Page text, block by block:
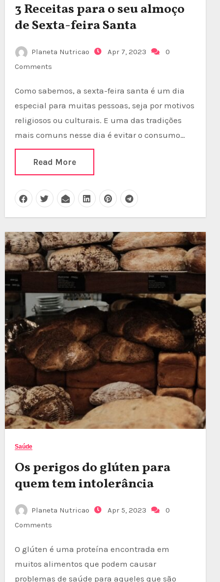
3 Receitas para o seu almoço
de Sexta-feira Santa
Planeta Nutricao Apr 7, 2023
0
Comments
Como sabemos, a sexta-feira santa é um dia
especial para muitas pessoas, seja por motivos
religiosos ou culturais. E uma das tradições
mais comuns nesse dia é evitar o consumo…
Read More
Saúde
Os perigos do glúten para
quem tem intolerância
Planeta Nutricao Apr 5, 2023
0
Comments
O glúten é uma proteína encontrada em
muitos alimentos que podem causar
problemas de saúde para aqueles que são